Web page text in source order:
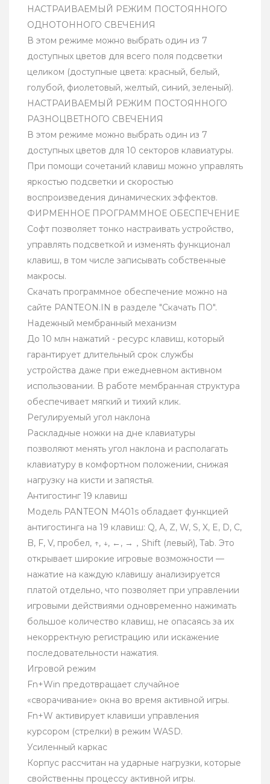
НАСТРАИВАЕМЫЙ РЕЖИМ ПОСТОЯННОГО
ОДНОТОННОГО СВЕЧЕНИЯ
В этом режиме можно выбрать один из 7
доступных цветов для всего поля подсветки
целиком (доступные цвета: красный, белый,
голубой, фиолетовый, желтый, синий, зеленый).
НАСТРАИВАЕМЫЙ РЕЖИМ ПОСТОЯННОГО
РАЗНОЦВЕТНОГО СВЕЧЕНИЯ
В этом режиме можно выбрать один из 7
доступных цветов для 10 секторов клавиатуры.
При помощи сочетаний клавиш можно управлять
яркостью подсветки и скоростью
воспроизведения динамических эффектов.
ФИРМЕННОЕ ПРОГРАММНОЕ ОБЕСПЕЧЕНИЕ
Софт позволяет тонко настраивать устройство,
управлять подсветкой и изменять функционал
клавиш, в том числе записывать собственные
макросы.
Скачать программное обеспечение можно на
сайте PANTEON.IN в разделе "Скачать ПО".
Надежный мембранный механизм
До 10 млн нажатий - ресурс клавиш, который
гарантирует длительный срок службы
устройства даже при ежедневном активном
использовании. В работе мембранная структура
обеспечивает мягкий и тихий клик.
Регулируемый угол наклона
Раскладные ножки на дне клавиатуры
позволяют менять угол наклона и располагать
клавиатуру в комфортном положении, снижая
нагрузку на кисти и запястья.
Антигостинг 19 клавиш
Модель PANTEON M401s обладает функцией
антигостинга на 19 клавиш: Q, A, Z, W, S, X, E, D, C,
B, F, V, пробел, ↑, ↓, ←, →，Shift (левый), Tab. Это
открывает широкие игровые возможности —
нажатие на каждую клавишу анализируется
платой отдельно, что позволяет при управлении
игровыми действиями одновременно нажимать
большое количество клавиш, не опасаясь за их
некорректную регистрацию или искажение
последовательности нажатия.
Игровой режим
Fn+Win предотвращает случайное
«сворачивание» окна во время активной игры.
Fn+W активирует клавиши управления
курсором (стрелки) в режим WASD.
Усиленный каркас
Корпус рассчитан на ударные нагрузки, которые
свойственны процессу активной игры.